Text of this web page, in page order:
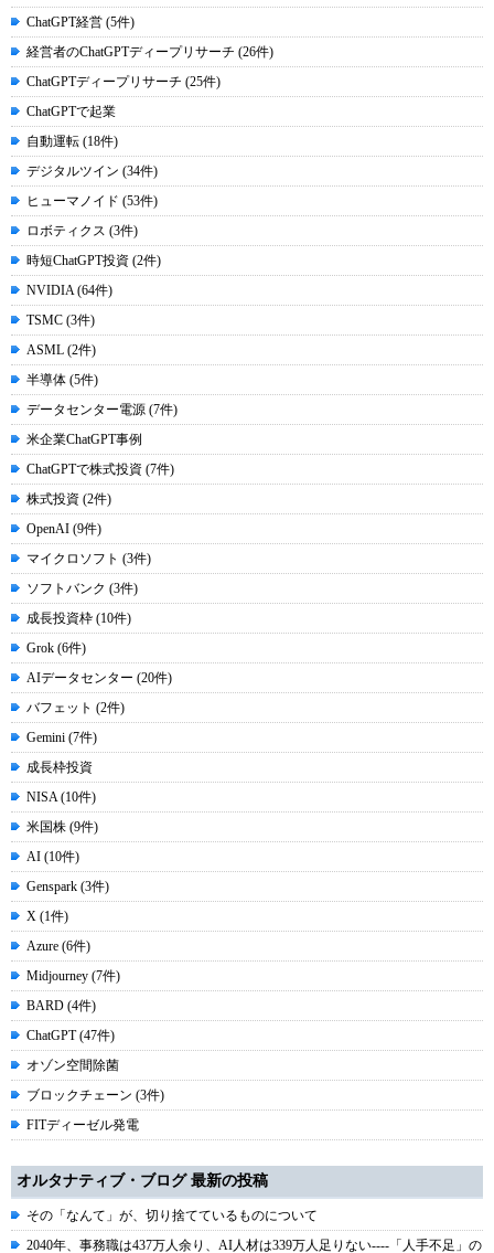
ChatGPT経営 (5件)
経営者のChatGPTディープリサーチ (26件)
ChatGPTディープリサーチ (25件)
ChatGPTで起業
自動運転 (18件)
デジタルツイン (34件)
ヒューマノイド (53件)
ロボティクス (3件)
時短ChatGPT投資 (2件)
NVIDIA (64件)
TSMC (3件)
ASML (2件)
半導体 (5件)
データセンター電源 (7件)
米企業ChatGPT事例
ChatGPTで株式投資 (7件)
株式投資 (2件)
OpenAI (9件)
マイクロソフト (3件)
ソフトバンク (3件)
成長投資枠 (10件)
Grok (6件)
AIデータセンター (20件)
バフェット (2件)
Gemini (7件)
成長枠投資
NISA (10件)
米国株 (9件)
AI (10件)
Genspark (3件)
X (1件)
Azure (6件)
Midjourney (7件)
BARD (4件)
ChatGPT (47件)
オゾン空間除菌
ブロックチェーン (3件)
FITディーゼル発電
オルタナティブ・ブログ 最新の投稿
その「なんて」が、切り捨てているものについて
2040年、事務職は437万人余り、AI人材は339万人足りない----「人手不足」の